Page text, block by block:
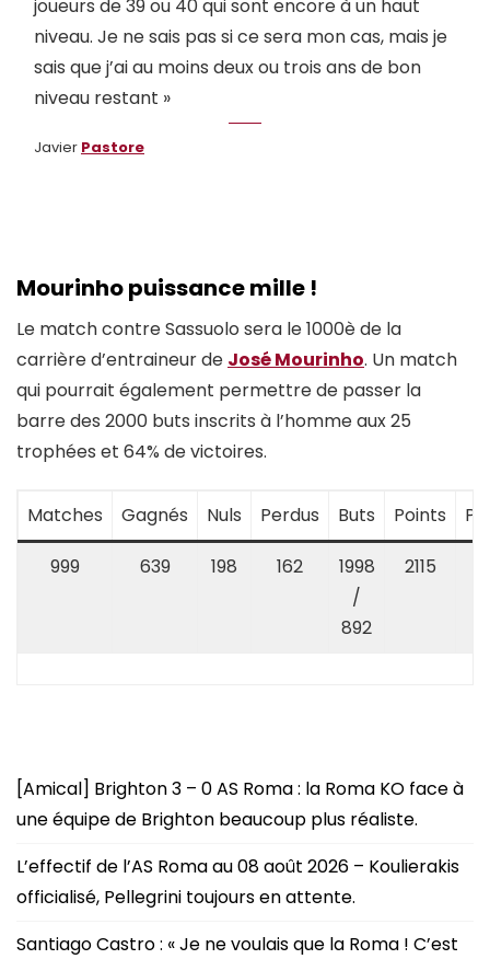
joueurs de 39 ou 40 qui sont encore à un haut
niveau. Je ne sais pas si ce sera mon cas, mais je
sais que j’ai au moins deux ou trois ans de bon
niveau restant »
Javier Pastore
Mourinho puissance mille !
Le match contre Sassuolo sera le 1000è de la
carrière d’entraineur de José Mourinho. Un match
qui pourrait également permettre de passer la
barre des 2000 buts inscrits à l’homme aux 25
trophées et 64% de victoires.
Matches Gagnés Nuls Perdus Buts Points
999 639 198 162
1998
/
892
2115
[Amical] Brighton 3 – 0 AS Roma : la Roma KO face à
une équipe de Brighton beaucoup plus réaliste.
L’effectif de l’AS Roma au 08 août 2026 – Koulierakis
officialisé, Pellegrini toujours en attente.
Santiago Castro : « Je ne voulais que la Roma ! C’est